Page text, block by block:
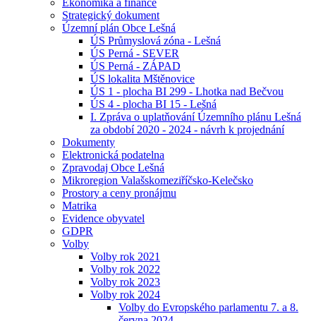
Ekonomika a finance
Strategický dokument
Územní plán Obce Lešná
ÚS Průmyslová zóna - Lešná
ÚS Perná - SEVER
ÚS Perná - ZÁPAD
ÚS lokalita Mštěnovice
ÚS 1 - plocha BI 299 - Lhotka nad Bečvou
ÚS 4 - plocha BI 15 - Lešná
I. Zpráva o uplatňování Územního plánu Lešná
za období 2020 - 2024 - návrh k projednání
Dokumenty
Elektronická podatelna
Zpravodaj Obce Lešná
Mikroregion Valašskomeziříčsko-Kelečsko
Prostory a ceny pronájmu
Matrika
Evidence obyvatel
GDPR
Volby
Volby rok 2021
Volby rok 2022
Volby rok 2023
Volby rok 2024
Volby do Evropského parlamentu 7. a 8.